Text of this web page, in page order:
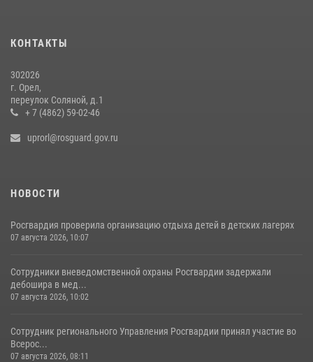
15 июля 2026, 14:49
КОНТАКТЫ
302026
г. Орел,
переулок Соляной, д.1
+ 7 (4862) 59-02-46
uprorl@rosguard.gov.ru
НОВОСТИ
Росгвардия проверила организацию отдыха детей в детских лагерях
07 августа 2026, 10:07
Сотрудники вневедомственной охраны Росгвардии задержали
дебошира в мед...
07 августа 2026, 10:02
Сотрудник регионального Управления Росгвардии принял участие во
Всерос...
07 августа 2026, 08:11